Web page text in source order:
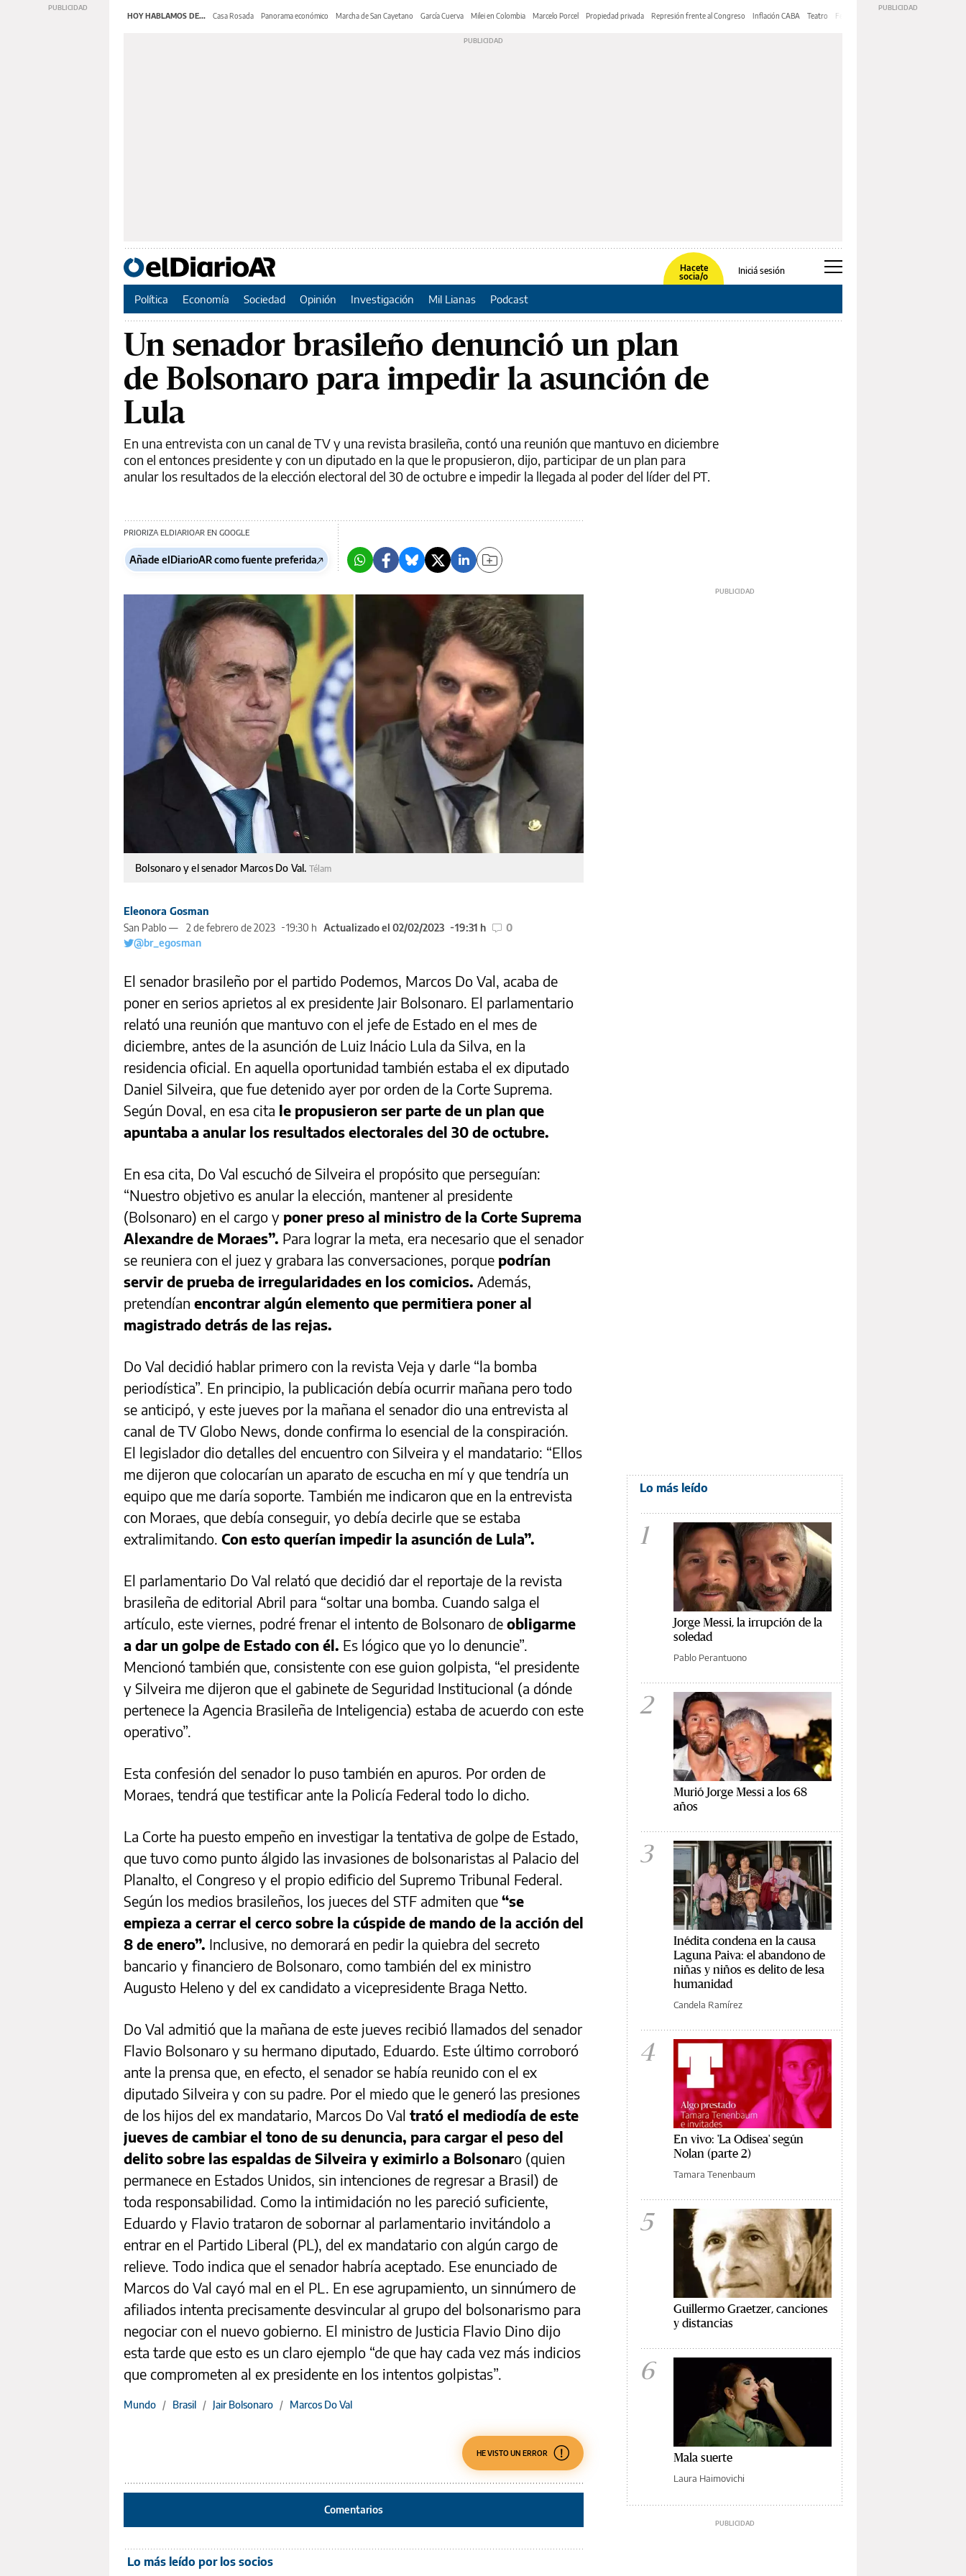
HOY HABLAMOS DE... Casa Rosada Panorama económico Marcha de San Cayetano García Cuerva Milei en Colombia Marcelo Porcel Propiedad privada Represión frente al Congreso Inflación CABA Teatro Feria de Editores
Hacete
socia/o
Iniciá sesión
Política Economía Sociedad Opinión Investigación Mil Lianas Podcast
Un senador brasileño denunció un plan
de Bolsonaro para impedir la asunción de
Lula
En una entrevista con un canal de TV y una revista brasileña, contó una reunión que mantuvo en diciembre
con el entonces presidente y con un diputado en la que le propusieron, dijo, participar de un plan para
anular los resultados de la elección electoral del 30 de octubre e impedir la llegada al poder del líder del PT.
PRIORIZA ELDIARIOAR EN GOOGLE
Añade elDiarioAR como fuente preferida
Bolsonaro y el senador Marcos Do Val. Télam
Eleonora Gosman
San Pablo —
2 de febrero de 2023 19:30 h Actualizado el 02/02/2023 19:31 h
0
@br_egosman
El senador brasileño por el partido Podemos, Marcos Do Val, acaba de
poner en serios aprietos al ex presidente Jair Bolsonaro. El parlamentario
relató una reunión que mantuvo con el jefe de Estado en el mes de
diciembre, antes de la asunción de Luiz Inácio Lula da Silva, en la
residencia oficial. En aquella oportunidad también estaba el ex diputado
Daniel Silveira, que fue detenido ayer por orden de la Corte Suprema.
Según Doval, en esa cita le propusieron ser parte de un plan que
apuntaba a anular los resultados electorales del 30 de octubre.
En esa cita, Do Val escuchó de Silveira el propósito que perseguían:
“Nuestro objetivo es anular la elección, mantener al presidente
(Bolsonaro) en el cargo y poner preso al ministro de la Corte Suprema
Alexandre de Moraes”. Para lograr la meta, era necesario que el senador
se reuniera con el juez y grabara las conversaciones, porque podrían
servir de prueba de irregularidades en los comicios. Además,
pretendían encontrar algún elemento que permitiera poner al
magistrado detrás de las rejas.
Do Val decidió hablar primero con la revista Veja y darle “la bomba
periodística”. En principio, la publicación debía ocurrir mañana pero todo
se anticipó, y este jueves por la mañana el senador dio una entrevista al
canal de TV Globo News, donde confirma lo esencial de la conspiración.
El legislador dio detalles del encuentro con Silveira y el mandatario: “Ellos
me dijeron que colocarían un aparato de escucha en mí y que tendría un
equipo que me daría soporte. También me indicaron que en la entrevista
con Moraes, que debía conseguir, yo debía decirle que se estaba
extralimitando. Con esto querían impedir la asunción de Lula”.
El parlamentario Do Val relató que decidió dar el reportaje de la revista
brasileña de editorial Abril para “soltar una bomba. Cuando salga el
artículo, este viernes, podré frenar el intento de Bolsonaro de obligarme
a dar un golpe de Estado con él. Es lógico que yo lo denuncie”.
Mencionó también que, consistente con ese guion golpista, “el presidente
y Silveira me dijeron que el gabinete de Seguridad Institucional (a dónde
pertenece la Agencia Brasileña de Inteligencia) estaba de acuerdo con este
operativo”.
Esta confesión del senador lo puso también en apuros. Por orden de
Moraes, tendrá que testificar ante la Policía Federal todo lo dicho.
La Corte ha puesto empeño en investigar la tentativa de golpe de Estado,
que tuvo como punto álgido las invasiones de bolsonaristas al Palacio del
Planalto, el Congreso y el propio edificio del Supremo Tribunal Federal.
Según los medios brasileños, los jueces del STF admiten que “se
empieza a cerrar el cerco sobre la cúspide de mando de la acción del
8 de enero”. Inclusive, no demorará en pedir la quiebra del secreto
bancario y financiero de Bolsonaro, como también del ex ministro
Augusto Heleno y del ex candidato a vicepresidente Braga Netto.
Do Val admitió que la mañana de este jueves recibió llamados del senador
Flavio Bolsonaro y su hermano diputado, Eduardo. Este último corroboró
ante la prensa que, en efecto, el senador se había reunido con el ex
diputado Silveira y con su padre. Por el miedo que le generó las presiones
de los hijos del ex mandatario, Marcos Do Val trató el mediodía de este
jueves de cambiar el tono de su denuncia, para cargar el peso del
delito sobre las espaldas de Silveira y eximirlo a Bolsonaro (quien
permanece en Estados Unidos, sin intenciones de regresar a Brasil) de
toda responsabilidad. Como la intimidación no les pareció suficiente,
Eduardo y Flavio trataron de sobornar al parlamentario invitándolo a
entrar en el Partido Liberal (PL), del ex mandatario con algún cargo de
relieve. Todo indica que el senador habría aceptado. Ese enunciado de
Marcos do Val cayó mal en el PL. En ese agrupamiento, un sinnúmero de
afiliados intenta precisamente desvincular al grupo del bolsonarismo para
negociar con el nuevo gobierno. El ministro de Justicia Flavio Dino dijo
esta tarde que esto es un claro ejemplo “de que hay cada vez más indicios
que comprometen al ex presidente en los intentos golpistas”.
Mundo / Brasil / Jair Bolsonaro / Marcos Do Val
HE VISTO UN ERROR
Comentarios
Lo más leído por los socios
Lo más leído
1
Jorge Messi, la irrupción de la
soledad
Pablo Perantuono
2
Murió Jorge Messi a los 68
años
3
Inédita condena en la causa
Laguna Paiva: el abandono de
niñas y niños es delito de lesa
humanidad
Candela Ramírez
4
En vivo: 'La Odisea' según
Nolan (parte 2)
Tamara Tenenbaum
5
Guillermo Graetzer, canciones
y distancias
6
Mala suerte
Laura Haimovichi